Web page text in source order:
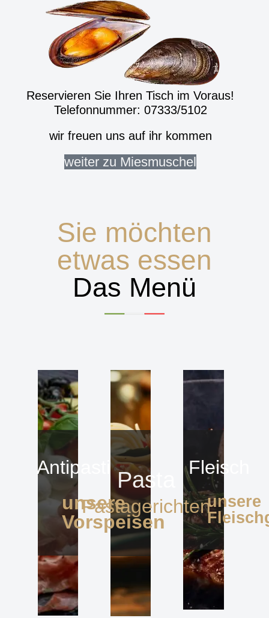
Reservieren Sie Ihren Tisch im Voraus!
Telefonnummer: 07333/5102
wir freuen uns auf ihr kommen
weiter zu Miesmuschel
Sie möchten
etwas essen
Das Menü
Fleisch
unsere
Pasta
Pastagerichten
Antipasti
unsere
Vorspeisen